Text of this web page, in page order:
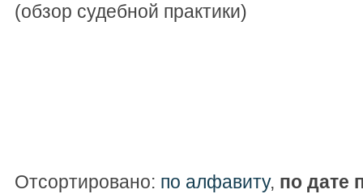
(обзор судебной практики)
Отсортировано: по алфавиту, по дате